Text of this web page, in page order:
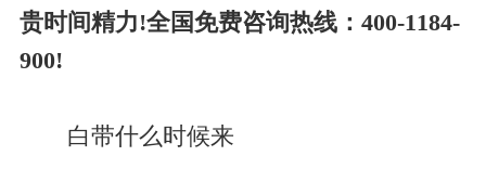
贵时间精力!全国免费咨询热线：400-1184-
900!
白带什么时候来